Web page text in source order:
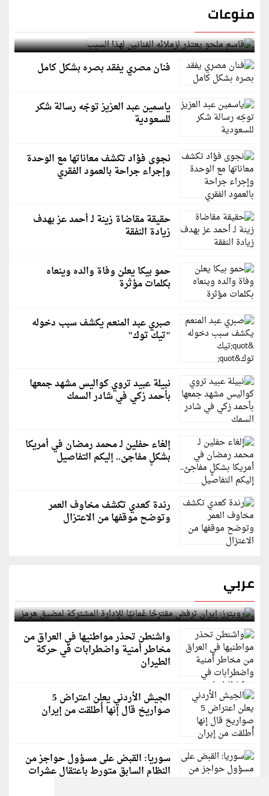
منوعات
قاسم ملحو يعتذر لزملائه الفنانين لهذا السبب
فنان مصري يفقد بصره بشكل كامل
ياسمين عبد العزيز توجّه رسالة شكر
للسعودية
نجوى فؤاد تكشف معاناتها مع الوحدة
وإجراء جراحة بالعمود الفقري
حقيقة مقاضاة زينة لـ أحمد عز بهدف
زيادة النفقة
حمو بيكا يعلن وفاة والده وينعاه
بكلمات مؤثرة
صبري عبد المنعم يكشف سبب دخوله
"تيك توك"
نبيلة عبيد تروي كواليس مشهد جمعها
بأحمد زكي في شادر السمك
إلغاء حفلين لـ محمد رمضان في أمريكا
بشكلٍ مفاجئ.. إليكم التفاصيل
رندة كعدي تكشف مخاوف العمر
وتوضح موقفها من الاعتزال
عربي
رويترز: إيران ترفض مقترحًا عُمانيًا للإدارة المشتركة
لمضيق هرمز
واشنطن تحذر مواطنيها في العراق من
مخاطر أمنية واضطرابات في حركة
الطيران
الجيش الأردني يعلن اعتراض 5
صواريخ قال إنها أُطلقت من إيران
سوريا: القبض على مسؤول حواجز من
النظام السابق متورط باعتقال عشرات